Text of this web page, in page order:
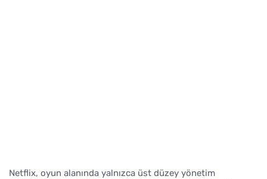
Netflix, oyun alanında yalnızca üst düzey yönetim